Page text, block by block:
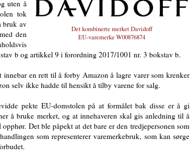
Det kombinerte merket Davidoff
EU-varemerke W00876874
uten å
tok
bruk av
den
b og artikkel 9 i forordning 2017/1001 nr. 3 bokstav b.
innebar en rett til å forby Amazon å lagre varer som krenker
selv ikke hadde til hensikt å tilby varene for salg.
pekte EU-domstolen på at formålet bak disse er å gi
å bruke merket, og at innehaveren skal gis anledning til å
Det ble påpekt at det bare er den tredjepersonen som
som representerer varemerkebruk, som kan sørge